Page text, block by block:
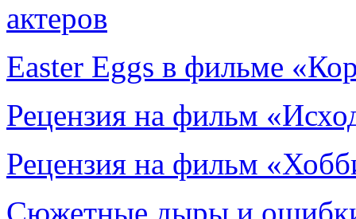
актеров
Easter Eggs в фильме
Рецензия на фильм
Рецензия на фильм